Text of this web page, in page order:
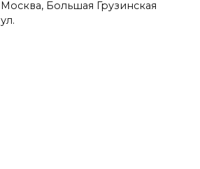
Москва, Большая Грузинская
ул.